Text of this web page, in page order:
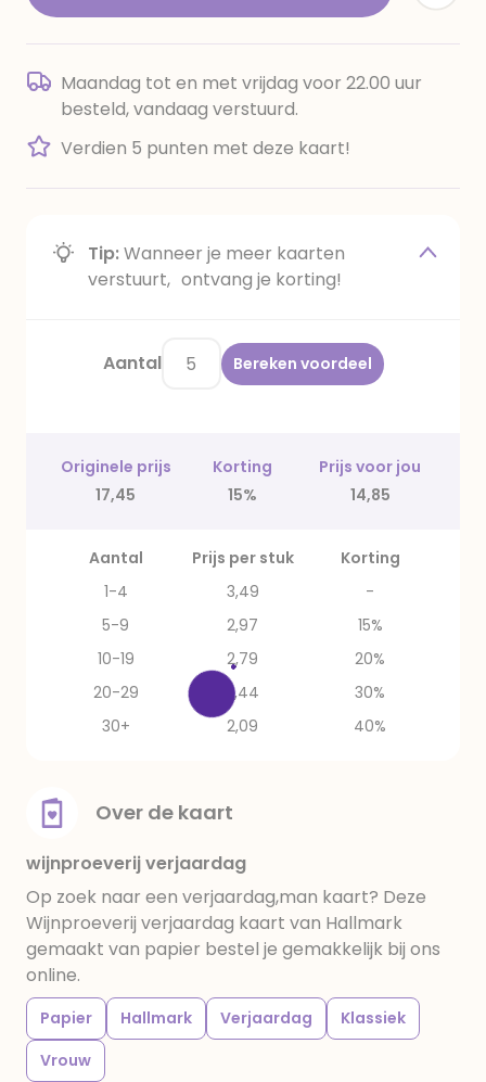
Maandag tot en met vrijdag voor 22.00 uur
besteld, vandaag verstuurd.
Verdien 5 punten met deze kaart!
Tip:Wanneer je meer kaarten
verstuurt, ontvang je korting!
Aantal Bereken voordeel
Originele prijs Korting
Prijs voor jou
17,45
15% 14,85
Aantal Prijs per stuk
Korting
1-4
3,49
-
5-9
2,97
15%
10-19
2,79
20%
20-29
2,44
30%
30+
2,09 40%
Over de kaart
wijnproeverij verjaardag
Op zoek naar een verjaardag,man kaart? Deze
Wijnproeverij verjaardag kaart van Hallmark
gemaakt van papier bestel je gemakkelijk bij ons
online.
Papier Hallmark Verjaardag
Klassiek
Vrouw